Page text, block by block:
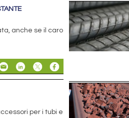
anche se il caro
per i tubi e